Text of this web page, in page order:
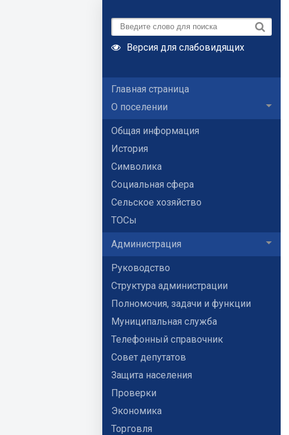
Версия для слабовидящих
Главная страница
О поселении
Общая информация
История
Символика
Социальная сфера
Сельское хозяйство
ТОСы
Администрация
Руководство
Структура администрации
Полномочия, задачи и функции
Муниципальная служба
Телефонный справочник
Совет депутатов
Защита населения
Проверки
Экономика
Торговля